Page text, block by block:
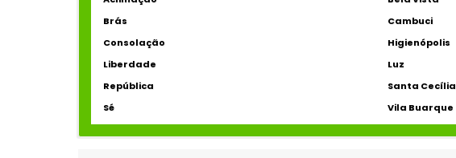
Brás
Cambuci
Consolação
Higienópolis
Liberdade
Luz
República
Santa Cecília
Sé
Vila Buarque